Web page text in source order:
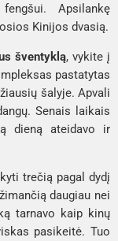
Apsilankę
Kinijos dvasią.
šventyklą, vykite į
pastatytas
šalyje. Apvali
Senais laikais
dieną ateidavo ir
trečią pagal dydį
daugiau nei
tarnavo kaip kinų
pasikeitė. Tuo